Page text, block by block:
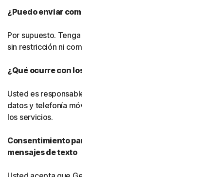
¿Puedo enviar comentarios?
Por supuesto. Tenga en cuenta que podremos utilizarlos
sin restricción ni compensación alguna.
¿Qué ocurre con los cargos por datos?
Usted es responsable de pagar todos los cargos por
datos y telefonía móvil asociados al uso del software y
los servicios.
Consentimiento para llamadas telefónicas y
mensajes de texto